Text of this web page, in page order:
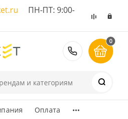
ПН-ПТ: 9:00-
8 (495)
0
Оплата ...